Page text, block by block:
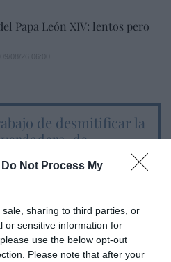
Do Not Process My
sharing to third parties, or
or sensitive information for
use the below opt-out
Please note that after your
Papa León XIV: lentos pero
de desmitificar la
de
SANCHISTA